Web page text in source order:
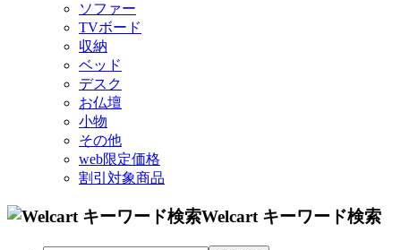
ソファー
TVボード
収納
ベッド
デスク
お仏壇
小物
その他
web限定価格
割引対象商品
Welcart キーワード検索